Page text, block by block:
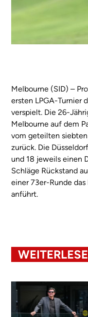
Melbourne (SID) –
ersten LPGA-Turnier
verspielt. Die 26-
Melbourne auf dem
vom geteilten
zurück. Die
und 18 jeweils einen
Schläge Rückstand
einer 73er-Runde
anführt.